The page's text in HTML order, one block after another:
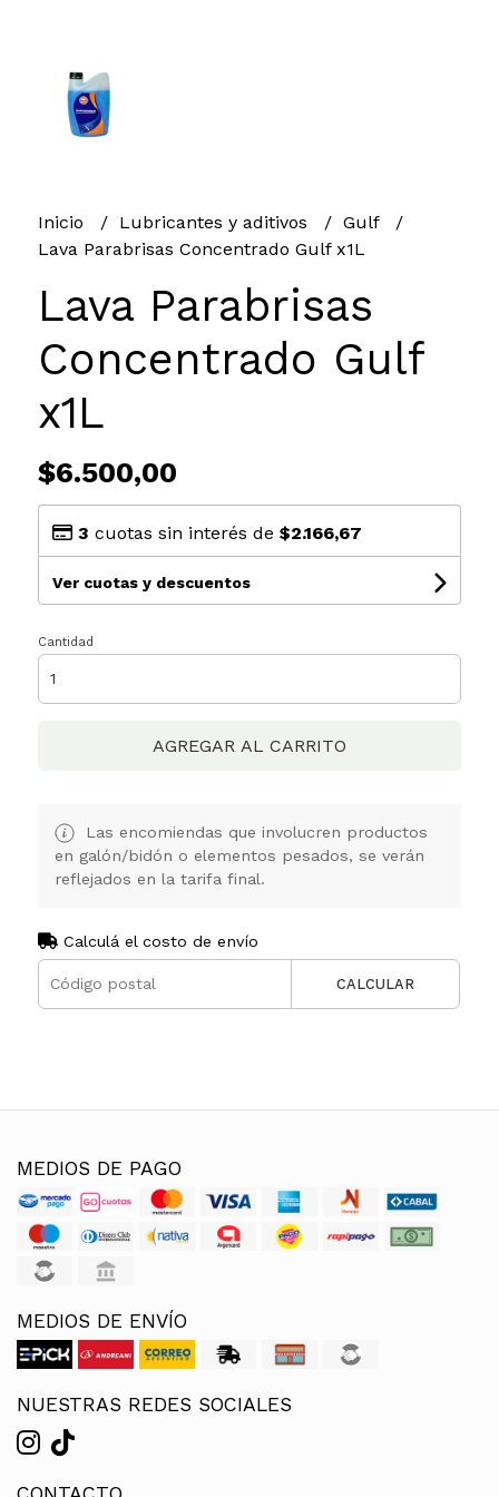
Inicio Lubricantes y aditivos
Gulf
Lava Parabrisas Concentrado Gulf x1L
Lava Parabrisas
Concentrado Gulf
x1L
$6.500,00
3 cuotas sin interés de $2.166,67
Ver cuotas y descuentos
Cantidad
AGREGAR AL CARRITO
Las encomiendas que involucren productos
en galón/bidón o elementos pesados, se verán
reflejados en la tarifa final.
Calculá el costo de envío
CALCULAR
MEDIOS DE PAGO
MEDIOS DE ENVÍO
NUESTRAS REDES SOCIALES